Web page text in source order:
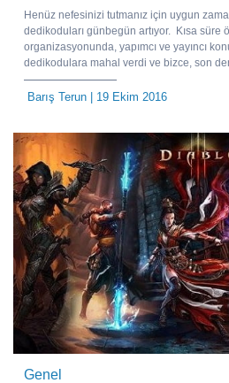
Henüz nefesinizi tutmanız için uygun
dedikoduları günbegün artıyor. Kısa süre
organizasyonunda, yapımcı ve yayıncı
dedikodulara mahal verdi ve bizce, son
Barış Terun | 19 Ekim 2016
Genel